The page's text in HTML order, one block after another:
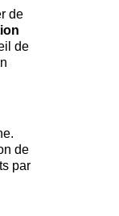
de
de
de
par